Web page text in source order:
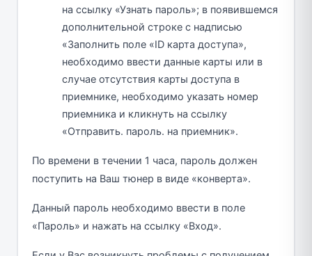
на ссылку «Узнать пароль»; в появившемся
дополнительной строке с надписью
«Заполнить поле «ID карта доступа»,
необходимо ввести данные карты или в
случае отсутствия карты доступа в
приемнике, необходимо указать номер
приемника и кликнуть на ссылку
«Отправить. пароль. на приемник».
По времени в течении 1 часа, пароль должен
поступить на Ваш тюнер в виде «конверта».
Данный пароль необходимо ввести в поле
«Пароль» и нажать на ссылку «Вход».